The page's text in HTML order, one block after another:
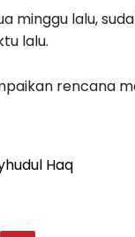
minggu lalu,
lalu.
rencana
Haq